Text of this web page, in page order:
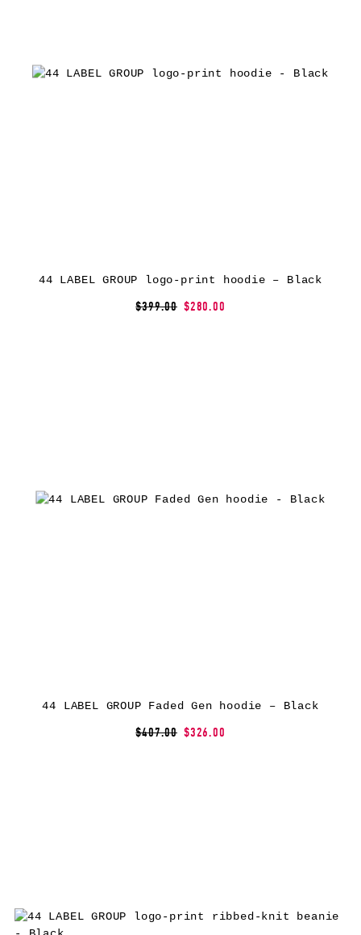
44 LABEL GROUP logo-print hoodie – Black
$399.00 $280.00
44 LABEL GROUP Faded Gen hoodie – Black
$407.00 $326.00